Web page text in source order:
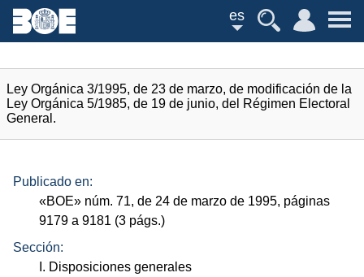
es
Ley Orgánica 3/1995, de 23 de marzo, de modificación de la
Ley Orgánica 5/1985, de 19 de junio, del Régimen Electoral
General.
Publicado en:
«BOE» núm. 71, de 24 de marzo de 1995, páginas
9179 a 9181 (3 págs.)
Sección:
I. Disposiciones generales